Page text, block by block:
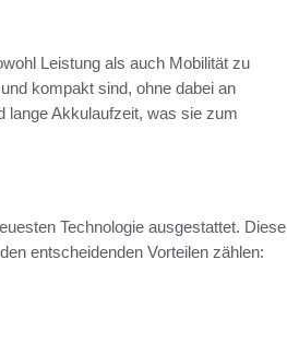
Leistung als auch Mobilität zu
kompakt sind, ohne dabei an
lange Akkulaufzeit, was sie zum
Technologie ausgestattet. Diese
entscheidenden Vorteilen zählen: